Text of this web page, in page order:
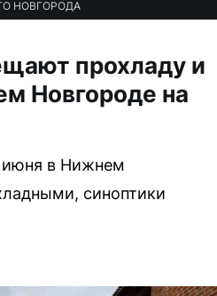
НОВГОРОДА
прохладу и
Новгороде на
в Нижнем
синоптики